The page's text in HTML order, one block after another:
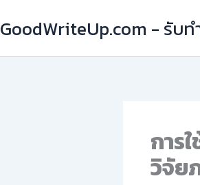
GoodWriteUp.com - รับ
การ
วิจัย